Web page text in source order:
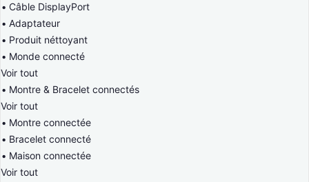
Câble DisplayPort
Adaptateur
Produit néttoyant
Monde connecté
Voir tout
Montre & Bracelet connectés
Voir tout
Montre connectée
Bracelet connecté
Maison connectée
Voir tout